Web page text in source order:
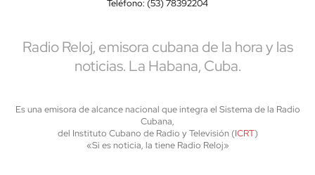
Teléfono: (53) 78392204
Radio Reloj, emisora cubana de la hora y las
noticias. La Habana, Cuba.
Es una emisora de alcance nacional que integra el Sistema de la Radio
Cubana,
del Instituto Cubano de Radio y Televisión (ICRT)
«Si es noticia, la tiene Radio Reloj»